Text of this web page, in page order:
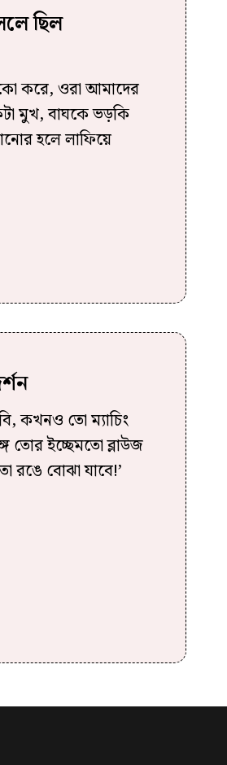
ছিল
করে, ওরা আমাদের
মুখ, বাঘকে ভড়কি
হলে লাফিয়ে
কখনও তো ম্যাচিং
তোর ইচ্ছেমতো ব্লাউজ
রঙে বোঝা যাবে!’